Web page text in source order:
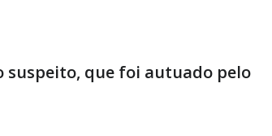
suspeito, que foi autuado pelo